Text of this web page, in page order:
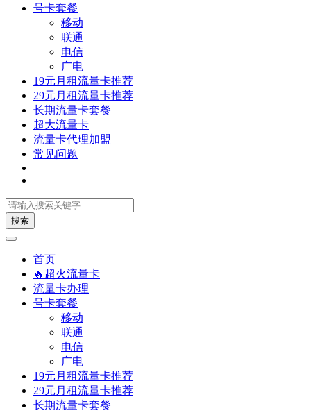
号卡套餐
移动
联通
电信
广电
19元月租流量卡推荐
29元月租流量卡推荐
长期流量卡套餐
超大流量卡
流量卡代理加盟
常见问题
搜索
首页
🔥超火流量卡
流量卡办理
号卡套餐
移动
联通
电信
广电
19元月租流量卡推荐
29元月租流量卡推荐
长期流量卡套餐